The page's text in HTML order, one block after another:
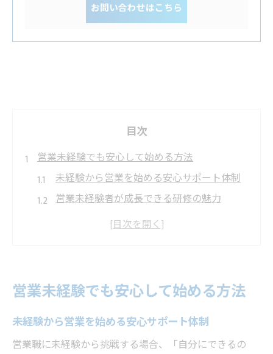
お問い合わせはこちら
目次
営業未経験でも安心して始める方法
未経験から営業を始める安心サポート体制
営業未経験者が成長できる研修の魅力
法人営業未経験でも挑戦しやすい理由
名古屋で法人営業へ転身したい方必見
営業未経験から名古屋で法人営業へ挑戦
名古屋で営業デビューするための基礎知識
法人営業で名古屋の企業に転職する方法
営業未経験でも安心して始める方法
未経験から営業を始める安心サポート体制
営業職に未経験から挑戦する場合、「自分にできるの